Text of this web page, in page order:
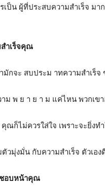
เป็น ผู้ที่ประสบความสำเร็จ ม
ำเร็จคุณ
ามักจะ สบประม าทความสำเร็
ม พ ย า ย า ม แค่ไหน พวกเข
ณก็ไม่ควรใส่ใจ เพราะจะยิ่งท
วมุ่งมั่น กับความสำเร็จ ตัวเอง
ชอบหน้าคุณ